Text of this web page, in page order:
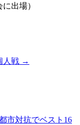
出場）
人戦 →
市対抗でベスト16